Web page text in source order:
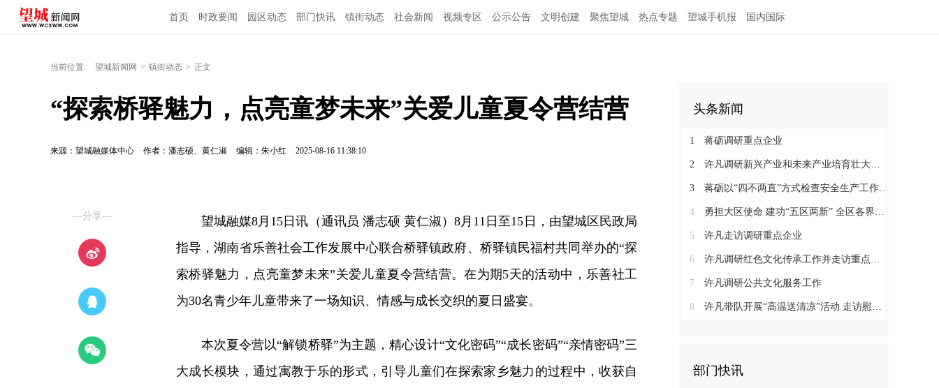
首页 时政要闻 园区动态 部门快讯 镇街动态 社会新闻 视频专区 公示公告 文明创建 聚焦望城 热点专题 望城手机报 国内国际
当前位置: 望城新闻网 > 镇街动态 > 正文
“探索桥驿魅力，点亮童梦未来”关爱儿童夏令营结营
来源：望城融媒体中心 作者：潘志硕、黄仁淑 编辑：朱小红 2025-08-16 11:38:10
—分享—
望城融媒8月15日讯（通讯员 潘志硕 黄仁淑）8月11日至15日，由望城区民政局
指导，湖南省乐善社会工作发展中心联合桥驿镇政府、桥驿镇民福村共同举办的“探
索桥驿魅力，点亮童梦未来”关爱儿童夏令营结营。在为期5天的活动中，乐善社工
为30名青少年儿童带来了一场知识、情感与成长交织的夏日盛宴。
本次夏令营以“解锁桥驿”为主题，精心设计“文化密码”“成长密码”“亲情密码”三
大成长模块，通过寓教于乐的形式，引导儿童们在探索家乡魅力的过程中，收获自
头条新闻
1 蒋砺调研重点企业
2 许凡调研新兴产业和未来产业培育壮大工作
3 蒋砺以“四不两直”方式检查安全生产工作并慰问一线劳动者
4 勇担大区使命 建功“五区两新” 全区各界学习贯彻区党代会精神（三）
5 许凡走访调研重点企业
6 许凡调研红色文化传承工作并走访重点企业
7 许凡调研公共文化服务工作
8 许凡带队开展“高温送清凉”活动 走访慰问一线劳动者
部门快讯